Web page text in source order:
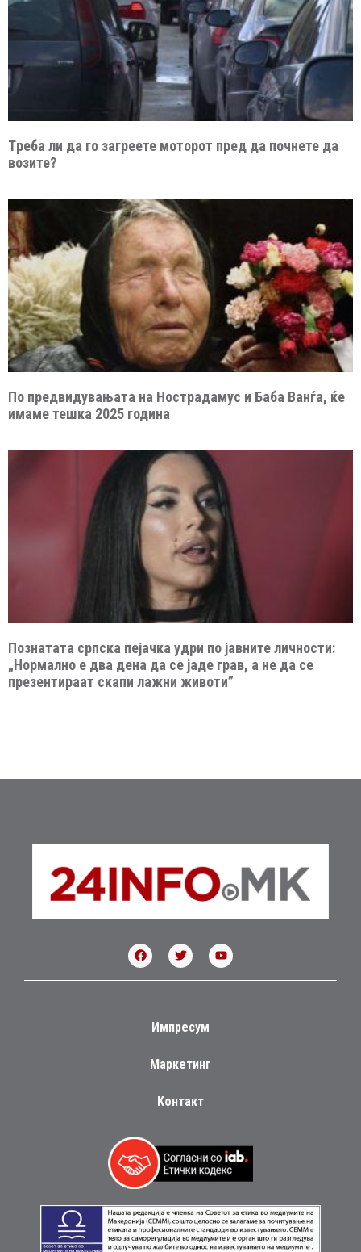
Tреба ли да го загреете моторот пред да почнете да
возите?
По предвидувањата на Нострадамус и Баба Ванѓа, ќе
имаме тешка 2025 година
Познатата српска пејачка удри по јавните личности:
„Нормално е два дена да се јаде грав, а не да се
презентираат скапи лажни животи”
Импресум
Маркетинг
Контакт